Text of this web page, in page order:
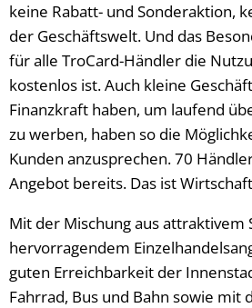
keine Rabatt- und Sonderaktion,
der Geschäftswelt. Und das
für alle TroCard-Händler die
kostenlos ist. Auch kleine
Finanzkraft haben, um laufend
zu werben, haben so die
Kunden anzusprechen. 70
Angebot bereits. Das ist
Mit der Mischung aus
hervorragendem
guten Erreichbarkeit der
Fahrrad, Bus und Bahn sowie mit